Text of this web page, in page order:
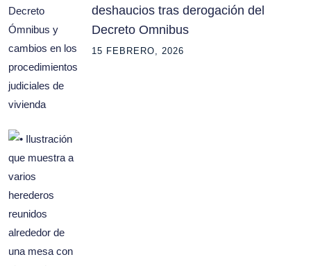
deshaucios tras derogación del
Decreto Omnibus
15 FEBRERO, 2026